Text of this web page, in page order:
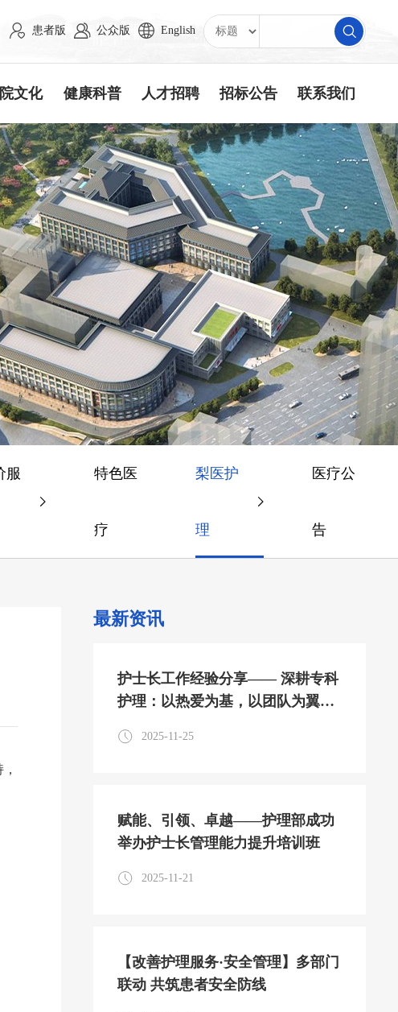
患者版 公众版 English
文化 健康科普 人才招聘 招标公告 联系我们
服 特色医
疗
梨医护
理
医疗公
告
最新资讯
护士长工作经验分享—— 深耕专科
护理：以热爱为基，以团队为翼共
2025-11-25
赋能、引领、卓越——护理部成功
举办护士长管理能力提升培训班
2025-11-21
【改善护理服务·安全管理】多部门
联动 共筑患者安全防线